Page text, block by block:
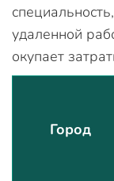
удаленной
окупает
Город